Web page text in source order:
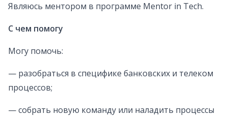
Являюсь ментором в программе Mentor in Tech.
С чем помогу
Могу помочь:
— разобраться в специфике банковских и телеком
процессов;
— собрать новую команду или наладить процессы